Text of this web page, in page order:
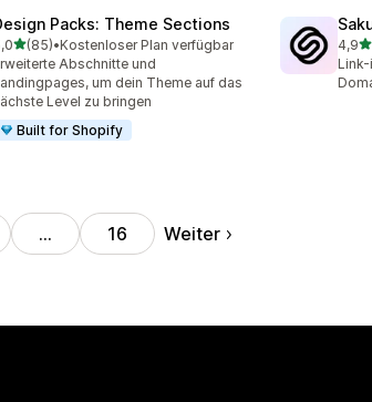
Packs: Theme Sections
von 5 Sternen
(85)
Rezensionen insgesamt
•Kostenloser Plan verfügbar
Abschnitte und
um dein Theme auf das
Level zu bringen
Built for Shopify
4,9
7
… 16 Weiter